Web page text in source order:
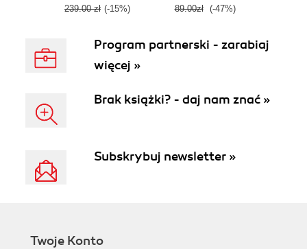
239.00 zł (-15%) 89.00zł (-47%)
Program partnerski - zarabiaj
więcej »
Brak książki? - daj nam znać »
Subskrybuj newsletter »
Twoje Konto